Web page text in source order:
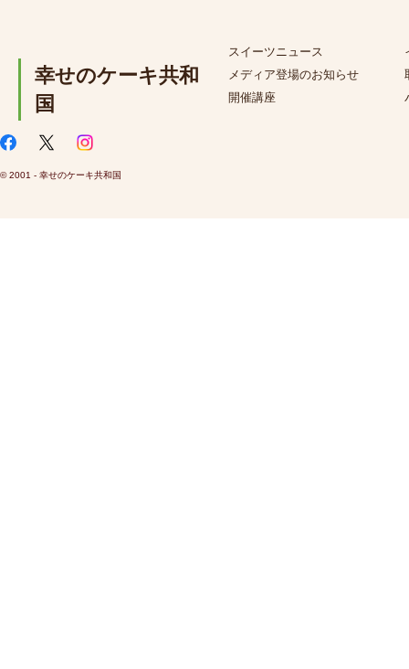
幸せのケーキ共和
国
スイーツニュース
メディア登場のお知らせ
開催講座
© 2001 - 幸せのケーキ共和国